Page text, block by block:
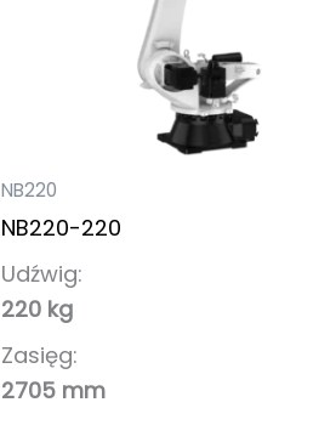
NB220
NB220-220
Udźwig:
220 kg
Zasięg:
2705 mm